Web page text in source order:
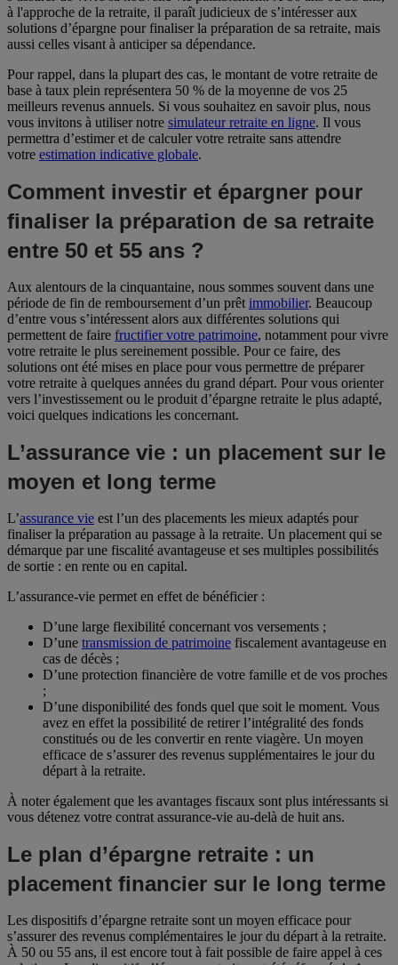
à l'approche de la retraite, il paraît judicieux de s’intéresser aux
solutions d’épargne pour finaliser la préparation de sa retraite, mais
aussi celles visant à anticiper sa dépendance.
Pour rappel, dans la plupart des cas, le montant de votre retraite de
base à taux plein représentera 50 % de la moyenne de vos 25
meilleurs revenus annuels. Si vous souhaitez en savoir plus, nous
vous invitons à utiliser notre simulateur retraite en ligne. Il vous
permettra d’estimer et de calculer votre retraite sans attendre
votre estimation indicative globale.
Comment investir et épargner pour
finaliser la préparation de sa retraite
entre 50 et 55 ans ?
Aux alentours de la cinquantaine, nous sommes souvent dans une
période de fin de remboursement d’un prêt immobilier. Beaucoup
d’entre vous s’intéressent alors aux différentes solutions qui
permettent de faire fructifier votre patrimoine, notamment pour vivre
votre retraite le plus sereinement possible. Pour ce faire, des
solutions ont été mises en place pour vous permettre de préparer
votre retraite à quelques années du grand départ. Pour vous orienter
vers l’investissement ou le produit d’épargne retraite le plus adapté,
voici quelques indications les concernant.
L’assurance vie : un placement sur le
moyen et long terme
L’assurance vie est l’un des placements les mieux adaptés pour
finaliser la préparation au passage à la retraite. Un placement qui se
démarque par une fiscalité avantageuse et ses multiples possibilités
de sortie : en rente ou en capital.
L’assurance-vie permet en effet de bénéficier :
D’une large flexibilité concernant vos versements ;
D’une transmission de patrimoine fiscalement avantageuse en
cas de décès ;
D’une protection financière de votre famille et de vos proches
;
D’une disponibilité des fonds quel que soit le moment. Vous
avez en effet la possibilité de retirer l’intégralité des fonds
constitués ou de les convertir en rente viagère. Un moyen
efficace de s’assurer des revenus supplémentaires le jour du
départ à la retraite.
À noter également que les avantages fiscaux sont plus intéressants si
vous détenez votre contrat assurance-vie au-delà de huit ans.
Le plan d’épargne retraite : un
placement financier sur le long terme
Les dispositifs d’épargne retraite sont un moyen efficace pour
s’assurer des revenus complémentaires le jour du départ à la retraite.
À 50 ou 55 ans, il est encore tout à fait possible de faire appel à ces